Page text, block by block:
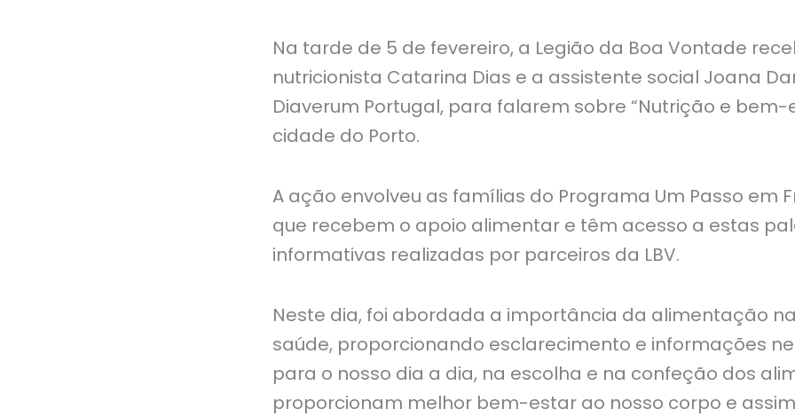
Na tarde de 5 de fevereiro, a Legião da Boa Vontade
nutricionista Catarina Dias e a assistente social Joana
Diaverum Portugal, para falarem sobre “Nutrição e bem-
cidade do Porto.
A ação envolveu as famílias do Programa Um Passo em
que recebem o apoio alimentar e têm acesso a estas
informativas realizadas por parceiros da LBV.
Neste dia, foi abordada a importância da alimentação
saúde, proporcionando esclarecimento e informações
para o nosso dia a dia, na escolha e na confeção dos
proporcionam melhor bem-estar ao nosso corpo e